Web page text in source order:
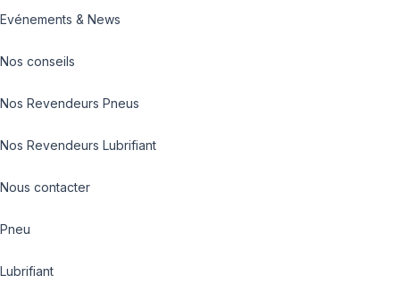
Evénements & News
Nos conseils
Nos Revendeurs Pneus
Nos Revendeurs Lubrifiant
Nous contacter
Pneu
Lubrifiant